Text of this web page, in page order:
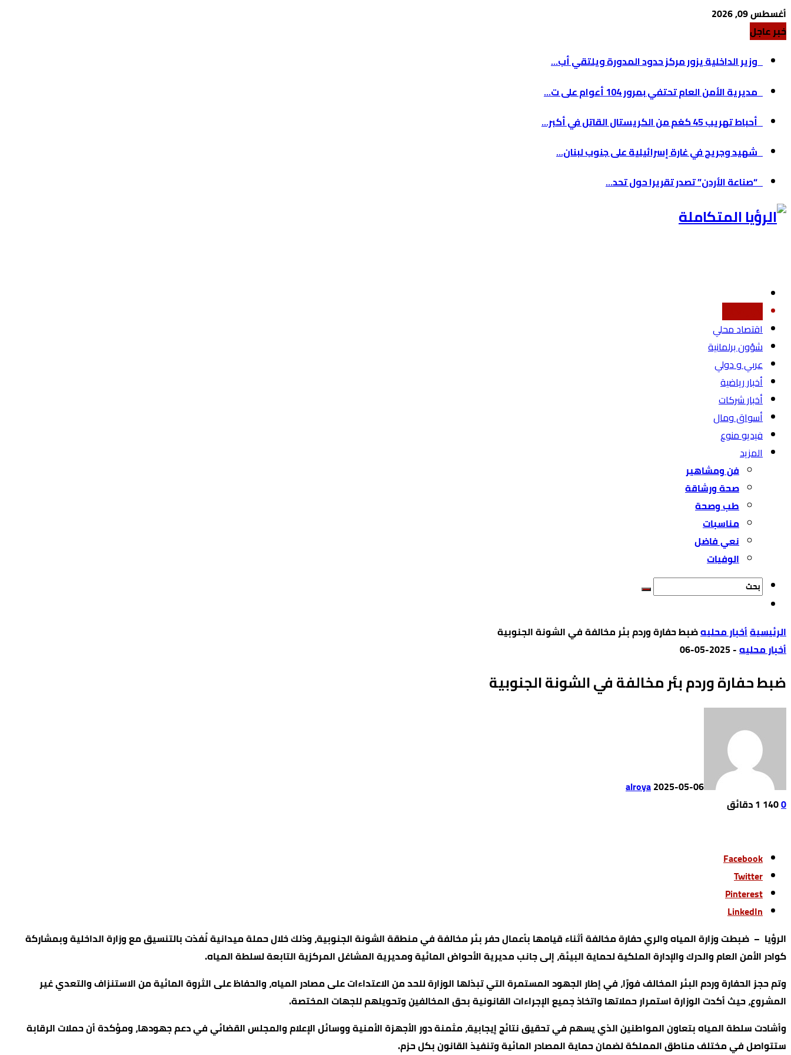
أغسطس 09, 2026
خبر عاجل
وزير الداخلية يزور مركز حدود المدورة ويلتقي أب...
مديرية الأمن العام تحتفي بمرور 104 أعوام على ت...
أحباط تهريب 45 كغم من الكريستال القاتل في أكبر...
شهيد وجريح في غارة إسرائيلية على جنوب لبنان...
“صناعة الأردن” تصدر تقريرا حول تحد...
اقتصاد محلي
شؤون برلمانية
عربي و دولي
أخبار رياضية
أخبار شركات
أسواق ومال
فيديو منوع
المزيد
فن ومشاهير
صحة ورشاقة
طب وصحة
مناسبات
نعي فاضل
الوفيات
‫الرئيسية‬أخبار محليهضبط حفارة وردم بئر مخالفة في الشونة الجنوبية
أخبار محليه-
2025-05-06
ضبط حفارة وردم بئر مخالفة في الشونة الجنوبية
alroya2025-05-06
0
140 1 ‫دقائق‬
Facebook
Twitter
Pinterest
LinkedIn
الرؤيا – ضبطت وزارة المياه والري حفارة مخالفة أثناء قيامها بأعمال حفر بئر مخالفة في منطقة الشونة الجنوبية، وذلك خلال حملة ميدانية نُفذت بالتنسيق مع وزارة الداخلية وبمشاركة
كوادر الأمن العام والدرك والإدارة الملكية لحماية البيئة، إلى جانب مديرية الأحواض المائية ومديرية المشاغل المركزية التابعة لسلطة المياه.
وتم حجز الحفارة وردم البئر المخالف فورًا، في إطار الجهود المستمرة التي تبذلها الوزارة للحد من الاعتداءات على مصادر المياه، والحفاظ على الثروة المائية من الاستنزاف والتعدي غير
المشروع، حيث أكدت الوزارة استمرار حملاتها واتخاذ جميع الإجراءات القانونية بحق المخالفين وتحويلهم للجهات المختصة.
وأشادت سلطة المياه بتعاون المواطنين الذي يسهم في تحقيق نتائج إيجابية، مثمنة دور الأجهزة الأمنية ووسائل الإعلام والمجلس القضائي في دعم جهودها، ومؤكدة أن حملات الرقابة
ستتواصل في مختلف مناطق المملكة لضمان حماية المصادر المائية وتنفيذ القانون بكل حزم.